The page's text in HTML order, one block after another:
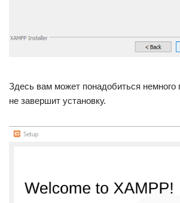
Здесь вам может понадобиться немного
не завершит установку.